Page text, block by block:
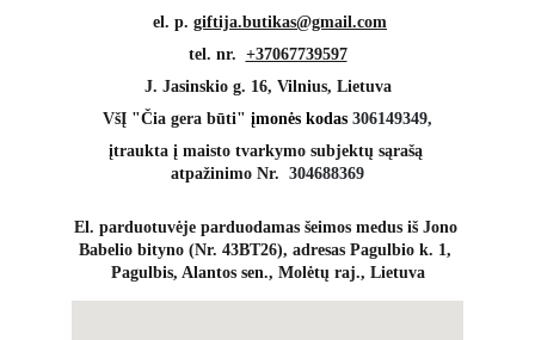
el. p. giftija.butikas@gmail.com
tel. nr. +37067739597
J. Jasinskio g. 16, Vilnius, Lietuva
VšĮ "Čia gera būti" įmonės kodas 306149349,
įtraukta į maisto tvarkymo subjektų sąrašą
atpažinimo Nr. 304688369
El. parduotuvėje parduodamas šeimos medus iš Jono
Babelio bityno (Nr. 43BT26), adresas Pagulbio k. 1,
Pagulbis, Alantos sen., Molėtų raj., Lietuva